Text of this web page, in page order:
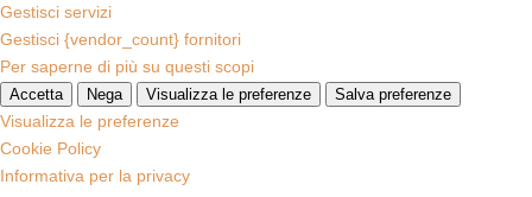
Gestisci servizi
Gestisci {vendor_count} fornitori
Per saperne di più su questi scopi
Accetta Nega Visualizza le preferenze Salva preferenze
Visualizza le preferenze
Cookie Policy
Informativa per la privacy